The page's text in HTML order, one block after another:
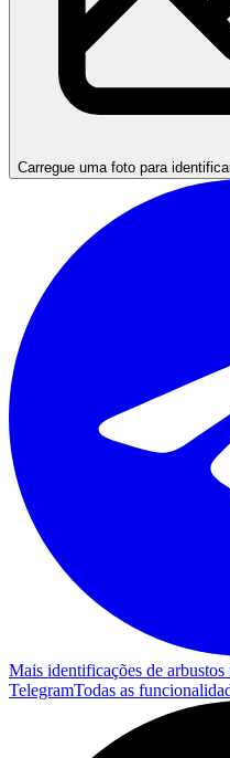
Carregue uma foto para
Mais identificações de
TelegramTodas as